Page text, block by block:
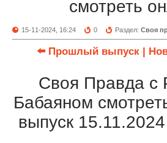
смотреть
15-11-2024, 16:24 0 Раздел:Своя
⬅️ Прошлый выпуск |
Своя Правда с
Бабаяном
выпуск